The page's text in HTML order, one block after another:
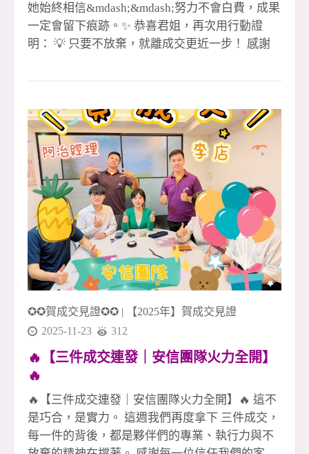
她始終相信&mdash;&mdash;努力不會白費，成果
一定會留下痕跡。✨ 恭喜君姐，再次用行動證
明： 💡 只要不放棄，就離成交更近一步！ 感謝
彼此托住💪 每一戶成交，背後都是專業、信任與
然選擇用 專業 &times; 熱情 &times; 行動力 把每
一次機會做到最好、做到完整🏡 🚀 年底衝刺正式
啟動 如果你也想和一群不輕易放棄的人一起打
拚、一起成長、一起創造成就感， 歡迎加入我
們，一起把 2024 的最後篇章寫得更精彩！✨
✪✪賀成交見證✪✪ |
【2025年】賀成交見證
2025-11-23
312
🔥【三件成交連發｜安信團隊火力全開】
🔥
🔥【三件成交連發｜安信團隊火力全開】🔥 這不
是巧合，是實力。 這週我們再度拿下 三件成交，
每一件的背後，都是夥伴們的專業、執行力與不